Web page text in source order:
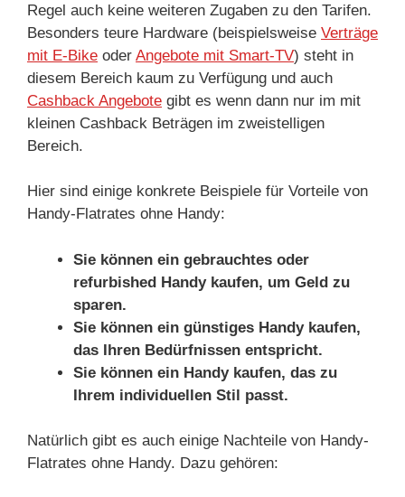
Regel auch keine weiteren Zugaben zu den Tarifen.
Besonders teure Hardware (beispielsweise Verträge
mit E-Bike oder Angebote mit Smart-TV) steht in
diesem Bereich kaum zu Verfügung und auch
Cashback Angebote gibt es wenn dann nur im mit
kleinen Cashback Beträgen im zweistelligen
Bereich.
Hier sind einige konkrete Beispiele für Vorteile von
Handy-Flatrates ohne Handy:
Sie können ein gebrauchtes oder
refurbished Handy kaufen, um Geld zu
sparen.
Sie können ein günstiges Handy kaufen,
das Ihren Bedürfnissen entspricht.
Sie können ein Handy kaufen, das zu
Ihrem individuellen Stil passt.
Natürlich gibt es auch einige Nachteile von Handy-
Flatrates ohne Handy. Dazu gehören: